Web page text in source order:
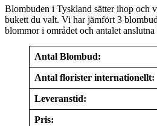
Blombuden i Tyskland sätter ihop och
bukett du valt. Vi har jämfört 3
blommor i området och antalet anslutna
Antal Blombud:
Antal florister internationellt:
Leveranstid:
Pris: